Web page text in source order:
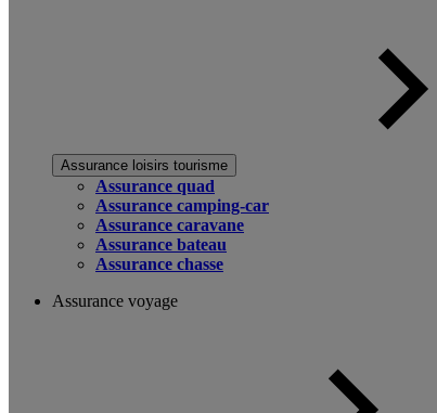
Assurance loisirs tourisme
Assurance quad
Assurance camping-car
Assurance caravane
Assurance bateau
Assurance chasse
Assurance voyage